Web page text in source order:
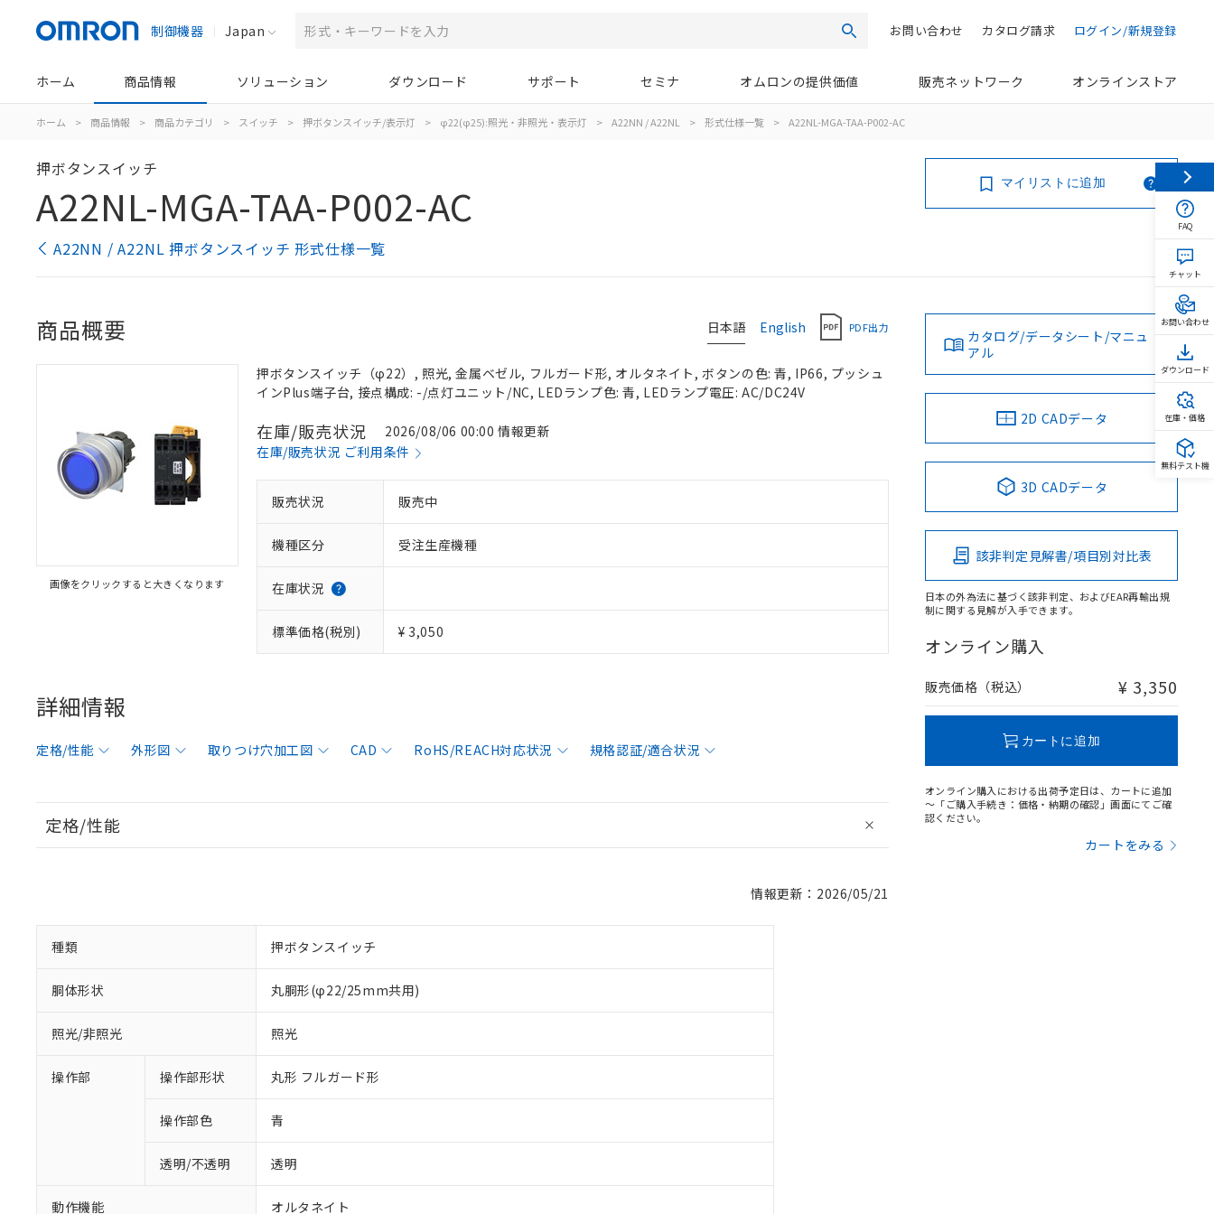
制御機器 Japan 検索 ログイン/新規登録
カタログ請求
お問い合わせ
ホーム 商品情報 ソリューション ダウンロード サポート セミナ オムロンの提供価値 販売ネットワーク オンラインストア
ホーム > 商品情報 > 商品カテゴリ > スイッチ > 押ボタンスイッチ/表示灯 > φ22(φ25):照光・非照光・表示灯 > A22NN / A22NL > 形式仕様一覧 > A22NL-MGA-TAA-P002-AC
押ボタンスイッチ
A22NL-MGA-TAA-P002-AC
A22NN / A22NL 押ボタンスイッチ 形式仕様一覧
マイリストに追加
日本語 English PDF出力
商品概要
画像をクリックすると大きくなります
押ボタンスイッチ（φ22）, 照光, 金属ベゼル, フルガード形, オルタネイト, ボタンの色: 青, IP66, プッシュ
インPlus端子台, 接点構成: -/点灯ユニット/NC, LEDランプ色: 青, LEDランプ電圧: AC/DC24V
在庫/販売状況
2026/08/06 00:00 情報更新
在庫/販売状況 ご利用条件
販売状況 販売中
機種区分 受注生産機種
在庫状況
標準価格(税別) ¥ 3,050
詳細情報
定格/性能 外形図 取りつけ穴加工図 CAD RoHS/REACH対応状況 規格認証/適合状況
定格/性能
情報更新：2026/05/21
種類 押ボタンスイッチ
胴体形状 丸胴形(φ22/25mm共用)
照光/非照光 照光
操作部 操作部形状 丸形 フルガード形
操作部色 青
透明/不透明 透明
動作機能 オルタネイト
カタログ/データシート/マニュ
アル
2D CADデータ
3D CADデータ
該非判定見解書/項目別対比表
日本の外為法に基づく該非判定、およびEAR再輸出規
制に関する見解が入手できます。
オンライン購入
販売価格（税込） ¥ 3,350
カートに追加
オンライン購入における出荷予定日は、カートに追加
～「ご購入手続き：価格・納期の確認」画面にてご確
認ください。
カートをみる
FAQ
チャット
お問い合わせ
ダウンロード
在庫・価格
無料テスト機